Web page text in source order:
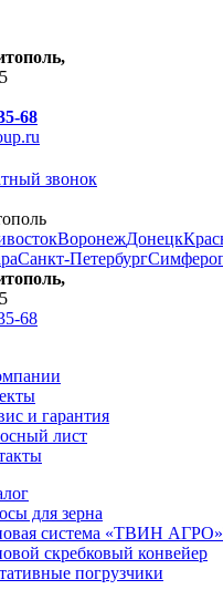
68
звонок
ВоронежДонецк
Санкт-Петербург
68
и гарантия
лист
для зерна
система «ТВИН
скребковый конвейер
погрузчики